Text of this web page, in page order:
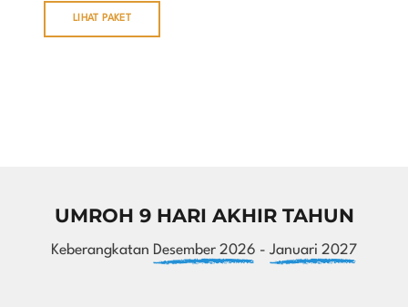
LIHAT PAKET
UMROH 9 HARI AKHIR TAHUN
Keberangkatan Desember 2026 - Januari 2027